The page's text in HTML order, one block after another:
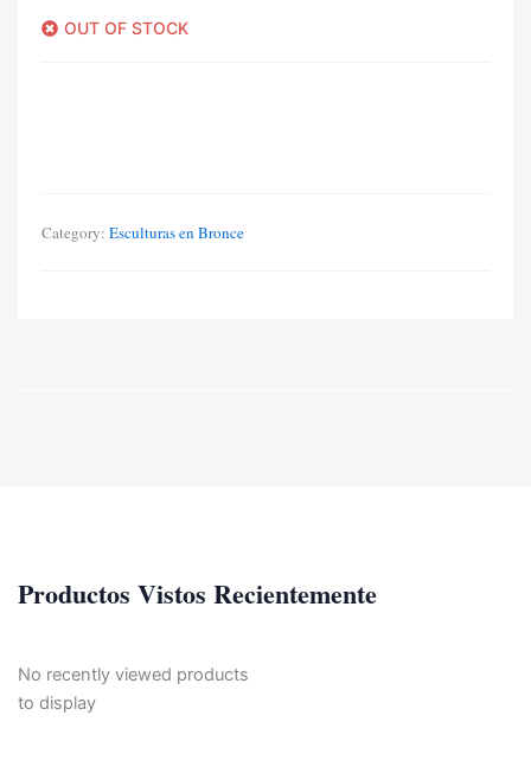
OUT OF STOCK
Category: Esculturas en Bronce
Productos Vistos Recientemente
No recently viewed products
to display